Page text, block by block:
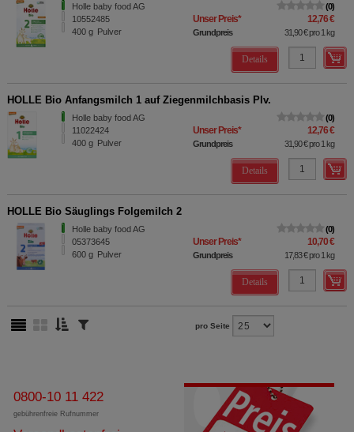
Holle baby food AG
10552485
400 g Pulver
0
Unser Preis* 12,76 €
Grundpreis 31,90 €pro 1 kg
Details
HOLLE Bio Anfangsmilch 1 auf Ziegenmilchbasis Plv.
Holle baby food AG
11022424
400 g Pulver
0
Unser Preis* 12,76 €
Grundpreis 31,90 €pro 1 kg
Details
HOLLE Bio Säuglings Folgemilch 2
Holle baby food AG
05373645
600 g Pulver
0
Unser Preis* 10,70 €
Grundpreis 17,83 €pro 1 kg
Details
pro Seite
0800-10 11 422
gebührenfreie Rufnummer